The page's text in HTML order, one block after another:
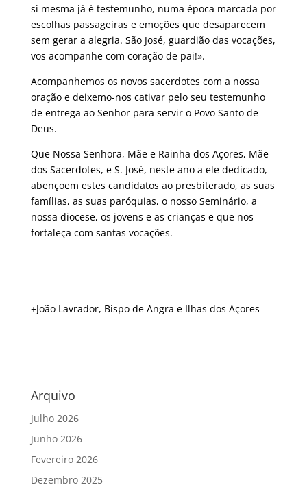
si mesma já é testemunho, numa época marcada por
escolhas passageiras e emoções que desaparecem
sem gerar a alegria. São José, guardião das vocações,
vos acompanhe com coração de pai!».
Acompanhemos os novos sacerdotes com a nossa
oração e deixemo-nos cativar pelo seu testemunho
de entrega ao Senhor para servir o Povo Santo de
Deus.
Que Nossa Senhora, Mãe e Rainha dos Açores, Mãe
dos Sacerdotes, e S. José, neste ano a ele dedicado,
abençoem estes candidatos ao presbiterado, as suas
famílias, as suas paróquias, o nosso Seminário, a
nossa diocese, os jovens e as crianças e que nos
fortaleça com santas vocações.
+João Lavrador, Bispo de Angra e Ilhas dos Açores
Arquivo
Julho 2026
Junho 2026
Fevereiro 2026
Dezembro 2025